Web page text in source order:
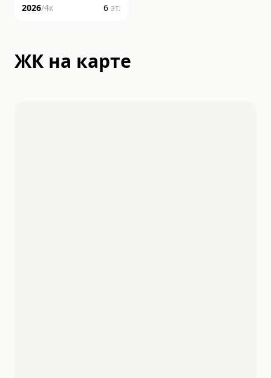
2026/4к 6 эт.
ЖК на карте